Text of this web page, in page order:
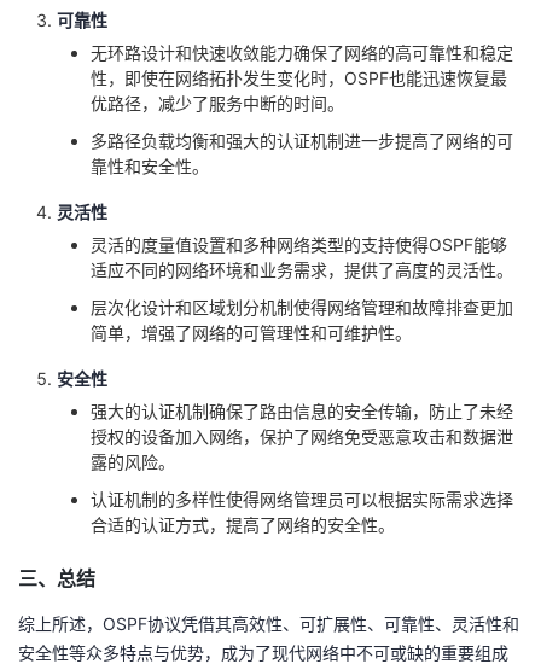
可靠性
无环路设计和快速收敛能力确保了网络的高可靠性和稳定
性，即使在网络拓扑发生变化时，OSPF也能迅速恢复最
优路径，减少了服务中断的时间。
多路径负载均衡和强大的认证机制进一步提高了网络的可
靠性和安全性。
灵活性
灵活的度量值设置和多种网络类型的支持使得OSPF能够
适应不同的网络环境和业务需求，提供了高度的灵活性。
层次化设计和区域划分机制使得网络管理和故障排查更加
简单，增强了网络的可管理性和可维护性。
安全性
强大的认证机制确保了路由信息的安全传输，防止了未经
授权的设备加入网络，保护了网络免受恶意攻击和数据泄
露的风险。
认证机制的多样性使得网络管理员可以根据实际需求选择
合适的认证方式，提高了网络的安全性。
三、总结
综上所述，OSPF协议凭借其高效性、可扩展性、可靠性、灵活性和
安全性等众多特点与优势，成为了现代网络中不可或缺的重要组成